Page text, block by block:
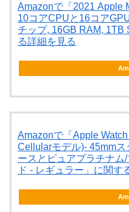
Amazonで「2021 Apple
10コアCPUと16コア
チップ, 16GB RAM, 1TB
る詳細を見る
Amazonで「Apple
Cellularモデル)- 45mm
ースとピュアプラチナ
ド - レギュラー」に関す